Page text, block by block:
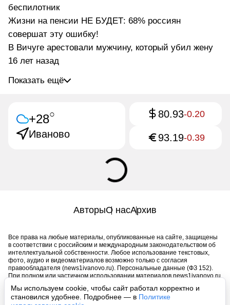
Мы используем cookie, чтобы сайт работал корректно и
становился удобнее. Подробнее — в Политике
беспилотник
Жизни на пенсии НЕ БУДЕТ: 68% россиян
совершат эту ошибку!
В Вичуге арестовали мужчину, который убил жену
16 лет назад
Показать ещё
+28○
Иваново
80.93-0.20
93.19-0.39
АвторыО насАрхив
Все права на любые материалы, опубликованные на сайте, защищены
в соответствии с российским и международным законодательством об
интеллектуальной собственности. Любое использование текстовых,
фото, аудио и видеоматериалов возможно только с согласия
правообладателя (news1ivanovo.ru). Персональные данные (ФЗ 152).
При полном или частичном использовании материалов news1ivanovo.ru
обязательна. Запрещено для детей. Оригинал текста:
https://news1ivanovo.ru/